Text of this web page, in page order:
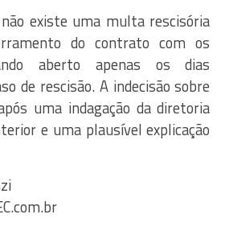
existe uma multa rescisória
do contrato com os
aberto apenas os dias
de rescisão. A indecisão sobre
uma indagação da diretoria
e uma plausível explicação